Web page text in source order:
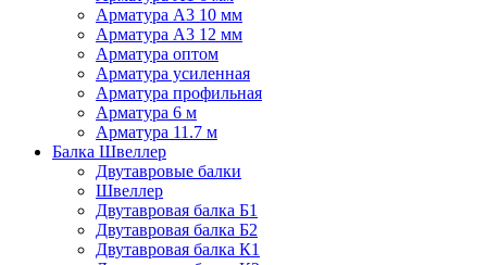
Арматура А3 10 мм
Арматура А3 12 мм
Арматура оптом
Арматура усиленная
Арматура профильная
Арматура 6 м
Арматура 11.7 м
Балка Швеллер
Двутавровые балки
Швеллер
Двутавровая балка Б1
Двутавровая балка Б2
Двутавровая балка К1